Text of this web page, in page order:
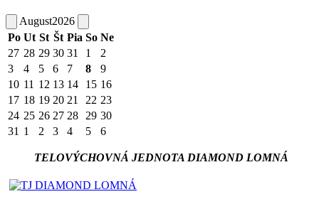
August2026
Po Ut St Št Pia So Ne
27 28 29 30 31 1
2
3
4 5 6 7 8
9
10 11 12 13 14 15 16
17 18 19 20 21 22 23
24 25 26 27 28 29 30
31 1 2 3 4 5 6
TELOVÝCHOVNÁ JEDNOTA DIAMOND LOMNÁ